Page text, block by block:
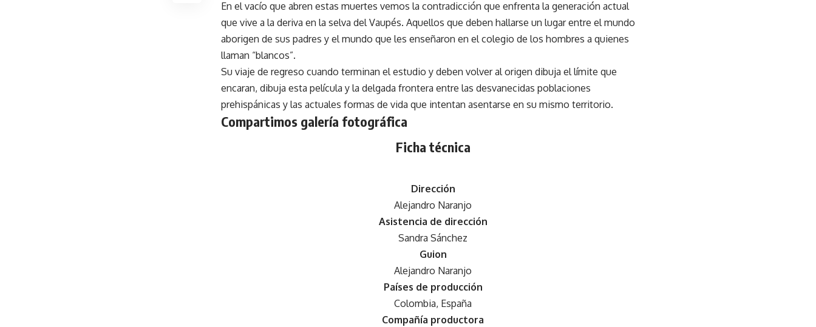
En el vacío que abren estas muertes vemos la contradicción que enfrenta la generación actual
que vive a la deriva en la selva del Vaupés. Aquellos que deben hallarse un lugar entre el mundo
aborigen de sus padres y el mundo que les enseñaron en el colegio de los hombres a quienes
llaman “blancos”.
Su viaje de regreso cuando terminan el estudio y deben volver al origen dibuja el límite que
encaran, dibuja esta película y la delgada frontera entre las desvanecidas poblaciones
prehispánicas y las actuales formas de vida que intentan asentarse en su mismo territorio.
Compartimos galería fotográfica
Ficha técnica
Dirección
Alejandro Naranjo
Asistencia de dirección
Sandra Sánchez
Guion
Alejandro Naranjo
Países de producción
Colombia, España
Compañía productora